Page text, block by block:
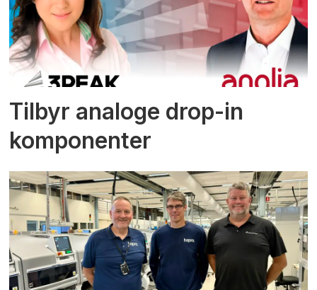
Tilbyr analoge drop-in
komponenter